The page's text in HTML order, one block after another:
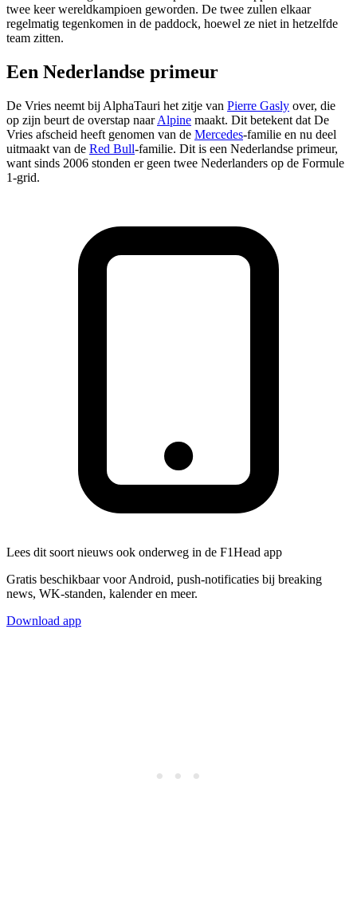
twee keer wereldkampioen geworden. De twee zullen elkaar
regelmatig tegenkomen in de paddock, hoewel ze niet in hetzelfde
team zitten.
Een Nederlandse primeur
De Vries neemt bij AlphaTauri het zitje van Pierre Gasly over, die
op zijn beurt de overstap naarAlpine maakt. Dit betekent dat De
Vries afscheid heeft genomen van de Mercedes-familie en nu deel
uitmaakt van de Red Bull-familie. Dit is een Nederlandse primeur,
want sinds 2006 stonden er geen twee Nederlanders op de Formule
1-grid.
Lees dit soort nieuws ook onderweg in de F1Head app
Gratis beschikbaar voor Android, push-notificaties bij breaking
news, WK-standen, kalender en meer.
Download app